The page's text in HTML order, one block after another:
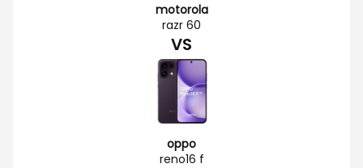
motorola
razr 60
VS
oppo
reno16 f